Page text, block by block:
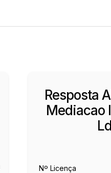
Resposta
Mediacao
Nº Licença